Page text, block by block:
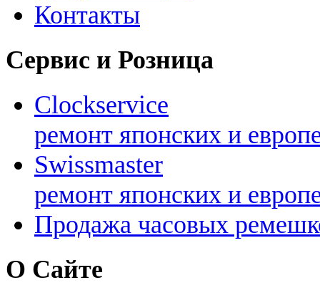
Контакты
Сервис и Розница
Clockservice
ремонт японских и
Swissmaster
ремонт японских и
Продажа часовых
О Сайте